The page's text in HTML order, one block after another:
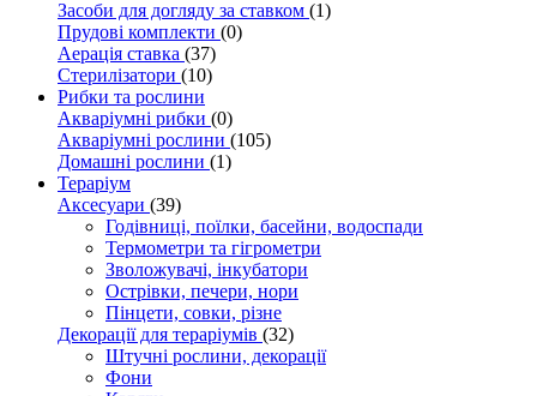
Засоби для догляду за ставком (1)
Прудові комплекти (0)
Аерація ставка (37)
Стерилізатори (10)
Рибки та рослини
Акваріумні рибки (0)
Акваріумні рослини (105)
Домашні рослини (1)
Тераріум
Аксесуари (39)
Годівниці, поїлки, басейни, водоспади
Термометри та гігрометри
Зволожувачі, інкубатори
Острівки, печери, нори
Пінцети, совки, різне
Декорації для тераріумів (32)
Штучні рослини, декорації
Фони